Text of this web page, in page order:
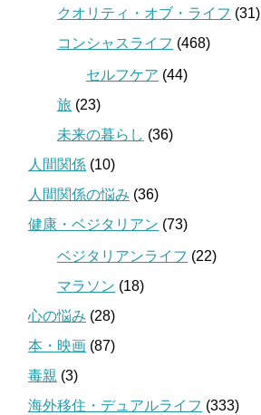
クオリティ・オブ・ライフ (31)
コンシャスライフ (468)
セルフケア (44)
旅 (23)
未来の暮らし (36)
人間関係 (10)
人間関係の悩み (36)
健康・ベジタリアン (73)
ベジタリアンライフ (22)
マラソン (18)
心の悩み (28)
本・映画 (87)
毒親 (3)
海外移住・デュアルライフ (333)